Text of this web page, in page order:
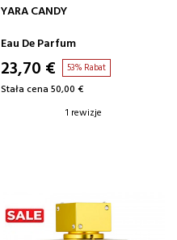
DODAJ DO KOSZYKA
YARA CANDY
Eau De Parfum
23,70 € 53% Rabat
Stała cena 50,00 €
1 rewizje